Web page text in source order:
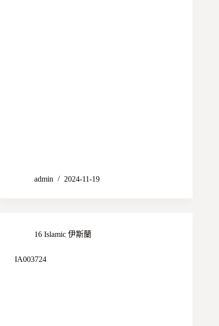
admin 2024-11-19
16 Islamic 伊斯蘭
IA003724